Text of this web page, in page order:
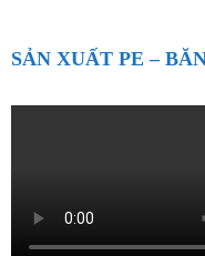
SẢN XUẤT PE –